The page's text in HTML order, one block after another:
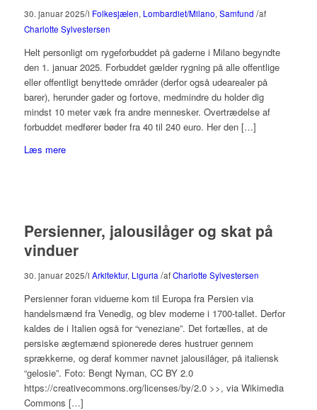
30. januar 2025/i Folkesjælen, Lombardiet/Milano, Samfund /af
Charlotte Sylvestersen
Helt personligt om rygeforbuddet på gaderne i Milano begyndte
den 1. januar 2025. Forbuddet gælder rygning på alle offentlige
eller offentligt benyttede områder (derfor også udearealer på
barer), herunder gader og fortove, medmindre du holder dig
mindst 10 meter væk fra andre mennesker. Overtrædelse af
forbuddet medfører bøder fra 40 til 240 euro. Her den […]
Læs mere
Persienner, jalousilåger og skat på
vinduer
30. januar 2025/i Arkitektur, Liguria /afCharlotte Sylvestersen
Persienner foran viduerne kom til Europa fra Persien via
handelsmænd fra Venedig, og blev moderne i 1700-tallet. Derfor
kaldes de i Italien også for “veneziane”. Det fortælles, at de
persiske ægtemænd spionerede deres hustruer gennem
sprækkerne, og deraf kommer navnet jalousilåger, på italiensk
“gelosie”. Foto: Bengt Nyman, CC BY 2.0
https://creativecommons.org/licenses/by/2.0 >>, via Wikimedia
Commons […]